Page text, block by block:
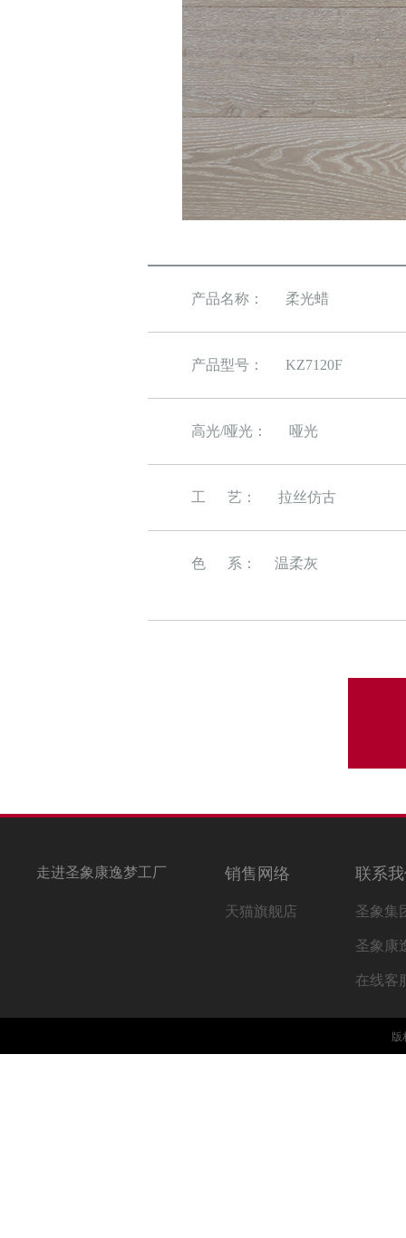
产品名称： 柔光蜡
产品型号： KZ7120F
高光/哑光： 哑光
工 艺： 拉丝仿古
色 系： 温柔灰
走进圣象康逸梦工厂 销售网络
天猫旗舰店
联系
圣象集
圣象康
在线客
版